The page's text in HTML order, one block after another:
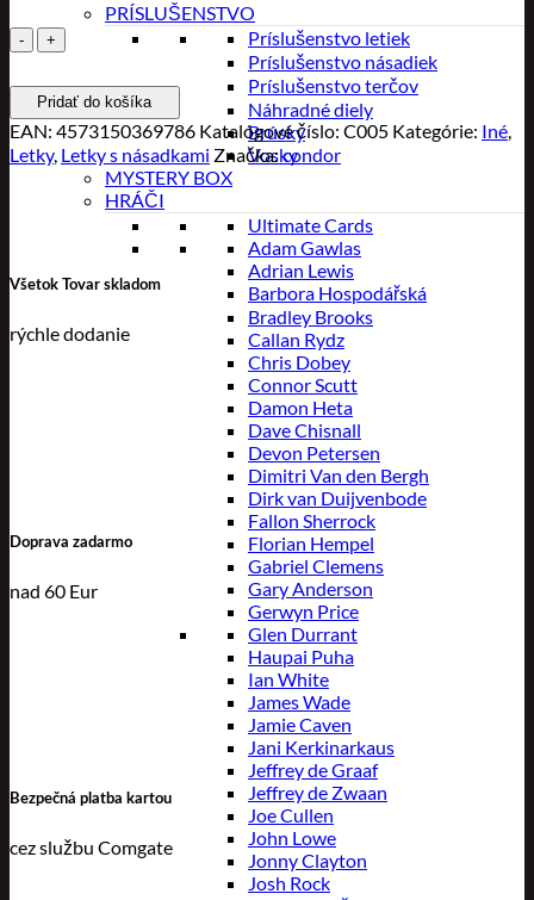
PRÍSLUŠENSTVO
Príslušenstvo letiek
Príslušenstvo násadiek
Príslušenstvo terčov
Náhradné diely
Brúsky
Vosky
MYSTERY BOX
HRÁČI
Ultimate Cards
Adam Gawlas
Adrian Lewis
Barbora Hospodářská
Bradley Brooks
Callan Rydz
Chris Dobey
Connor Scutt
Damon Heta
Dave Chisnall
Devon Petersen
Dimitri Van den Bergh
Dirk van Duijvenbode
Fallon Sherrock
Florian Hempel
Gabriel Clemens
Gary Anderson
Gerwyn Price
Glen Durrant
Haupai Puha
Ian White
James Wade
Jamie Caven
Jani Kerkinarkaus
Jeffrey de Graaf
Jeffrey de Zwaan
Joe Cullen
John Lowe
Jonny Clayton
Josh Rock
množstvo
Condor
Axe
-
Neonovo
oranžové
Pridať do košíka
EAN: 4573150369786 Katalógové číslo: C005 Kategórie: Iné,
Letky, Letky s násadkami Značka:condor
Všetok Tovar skladom
rýchle dodanie
Doprava zadarmo
nad 60 Eur
Bezpečná platba kartou
cez službu Comgate